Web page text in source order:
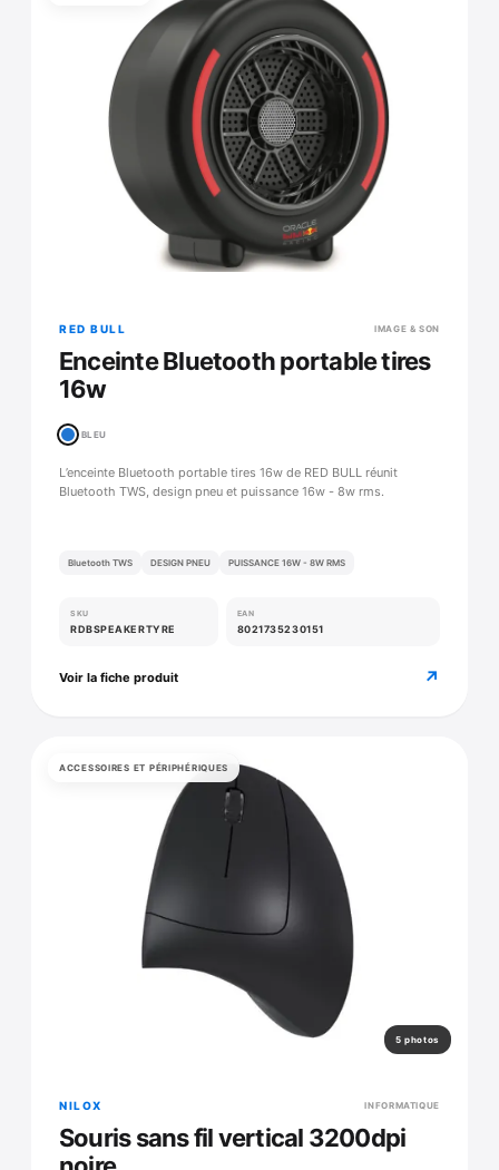
RED BULL IMAGE & SON
Enceinte Bluetooth portable tires
16w
BLEU
L’enceinte Bluetooth portable tires 16w de RED BULL réunit
Bluetooth TWS, design pneu et puissance 16w - 8w rms.
Bluetooth TWS DESIGN PNEU PUISSANCE 16W - 8W RMS
SKU
RDBSPEAKERTYRE
EAN
8021735230151
Voir la fiche produit ↗
ACCESSOIRES ET PÉRIPHÉRIQUES
5 photos
NILOX INFORMATIQUE
Souris sans fil vertical 3200dpi